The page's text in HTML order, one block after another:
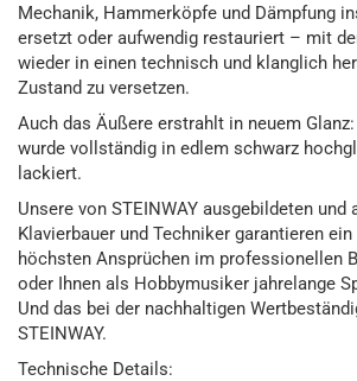
Mechanik, Hammerköpfe und Dämpfung
ersetzt oder aufwendig restauriert – mit
wieder in einen technisch und klanglich
Zustand zu versetzen.
Auch das Äußere erstrahlt in neuem
wurde vollständig in edlem schwarz
lackiert.
Unsere von STEINWAY ausgebildeten und
Klavierbauer und Techniker garantieren
höchsten Ansprüchen im professionellen
oder Ihnen als Hobbymusiker jahrelange
Und das bei der nachhaltigen
STEINWAY.
Technische Details: